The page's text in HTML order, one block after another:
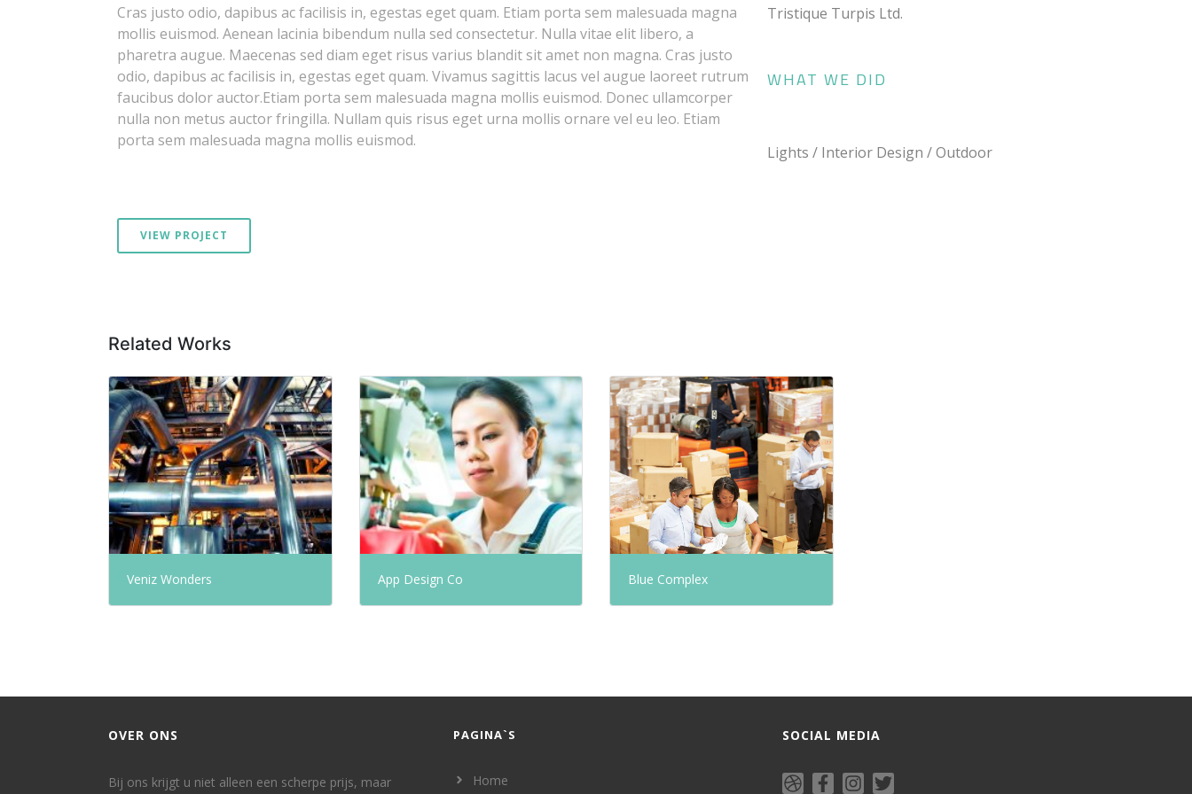
Cras justo odio, dapibus ac facilisis in, egestas eget quam. Etiam porta sem malesuada magna
mollis euismod. Aenean lacinia bibendum nulla sed consectetur. Nulla vitae elit libero, a
pharetra augue. Maecenas sed diam eget risus varius blandit sit amet non magna. Cras justo
odio, dapibus ac facilisis in, egestas eget quam. Vivamus sagittis lacus vel augue laoreet rutrum
faucibus dolor auctor.Etiam porta sem malesuada magna mollis euismod. Donec ullamcorper
nulla non metus auctor fringilla. Nullam quis risus eget urna mollis ornare vel eu leo. Etiam
porta sem malesuada magna mollis euismod.
VIEW PROJECT
Tristique Turpis Ltd.
WHAT WE DID
Lights / Interior Design / Outdoor
Related Works
Veniz Wonders App Design Co Blue Complex
OVER ONS
Bij ons krijgt u niet alleen een scherpe prijs, maar
PAGINA`S
Home
SOCIAL MEDIA